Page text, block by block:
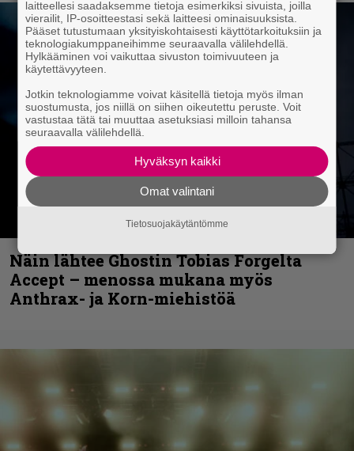
Näin lähtee Ghostin Tobias Forgelta
Accept – menossa mukana myös
Anthrax- ja Korn-miehistöä
laitteellesi saadaksemme tietoja esimerkiksi sivuista, joilla
vierailit, IP-osoitteestasi sekä laitteesi ominaisuuksista.
Pääset tutustumaan yksityiskohtaisesti käyttötarkoituksiin ja
teknologiakumppaneihimme seuraavalla välilehdellä.
Hylkääminen voi vaikuttaa sivuston toimivuuteen ja
käytettävyyteen.
Jotkin teknologiamme voivat käsitellä tietoja myös ilman
suostumusta, jos niillä on siihen oikeutettu peruste. Voit
vastustaa tätä tai muuttaa asetuksiasi milloin tahansa
seuraavalla välilehdellä.
Hyväksyn kaikki
Omat valintani
Tietosuojakäytäntömme